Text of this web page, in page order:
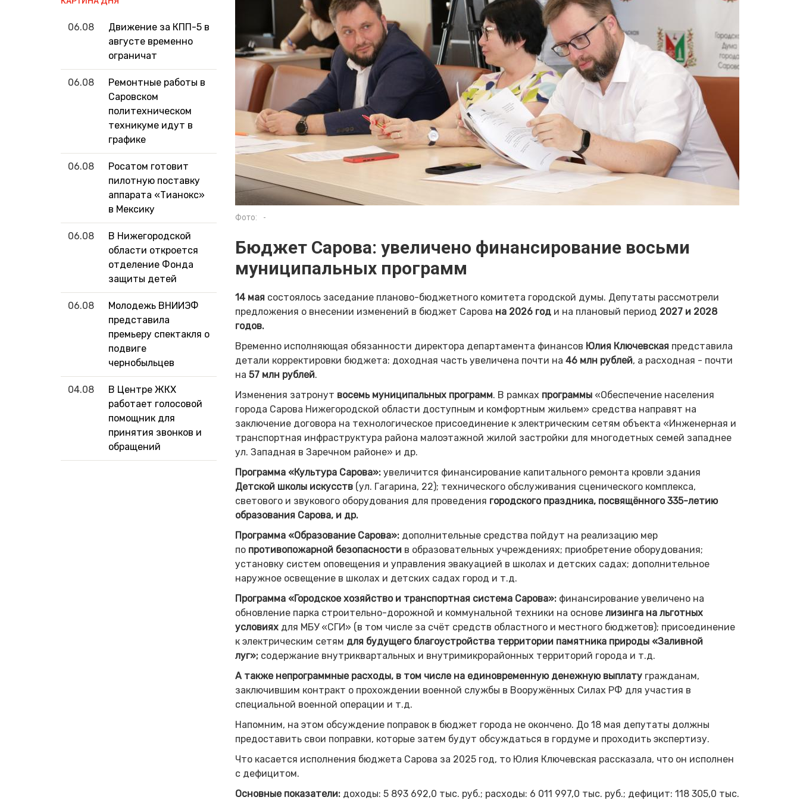
06.08
Движение за КПП-5 в
августе временно
ограничат
06.08
Ремонтные работы в
Саровском
политехническом
техникуме идут в
графике
06.08
Росатом готовит
пилотную поставку
аппарата «Тианокс»
в Мексику
06.08
В Нижегородской
области откроется
отделение Фонда
защиты детей
06.08
Молодежь ВНИИЭФ
представила
премьеру спектакля о
подвиге
чернобыльцев
04.08
В Центре ЖКХ
работает голосовой
помощник для
принятия звонков и
обращений
Фото: -
Бюджет Сарова: увеличено финансирование восьми
муниципальных программ
14 маясостоялось заседание планово-бюджетного комитета городской думы. Депутаты рассмотрели
предложения о внесении изменений в бюджет Сарова на 2026 год и на плановый период 2027 и 2028
годов.
Временно исполняющая обязанности директора департамента финансов Юлия Ключевскаяпредставила
детали корректировки бюджета: доходная часть увеличена почти на 46 млн рублей, а расходная - почти
на 57 млн рублей.
Изменения затронут восемь муниципальных программ. В рамках программы «Обеспечение населения
города Сарова Нижегородской области доступным и комфортным жильем» средства направят на
заключение договора на технологическое присоединение к электрическим сетям объекта «Инженерная и
транспортная инфраструктура района малоэтажной жилой застройки для многодетных семей западнее
ул. Западная в Заречном районе» и др.
Программа «Культура Сарова»: увеличится финансирование капитального ремонта кровли здания
Детской школы искусств(ул. Гагарина, 22); технического обслуживания сценического комплекса,
светового и звукового оборудования для проведения городского праздника, посвящённого 335-летию
образования Сарова, и др.
Программа «Образование Сарова»: дополнительные средства пойдут на реализацию мер
по противопожарной безопасностив образовательных учреждениях; приобретение оборудования;
установку систем оповещения и управления эвакуацией в школах и детских садах; дополнительное
наружное освещение в школах и детских садах город и т.д.
Программа «Городское хозяйство и транспортная система Сарова»: финансирование увеличено на
обновление парка строительно-дорожной и коммунальной техники на основе лизинга на льготных
условияхдля МБУ «СГИ» (в том числе за счёт средств областного и местного бюджетов); присоединение
к электрическим сетям для будущего благоустройства территории памятника природы «Заливной
луг»; содержание внутриквартальных и внутримикрорайонных территорий города и т.д.
А также непрограммные расходы, в том числе на единовременную денежную выплатугражданам,
заключившим контракт о прохождении военной службы в Вооружённых Силах РФ для участия в
специальной военной операции и т.д.
Напомним, на этом обсуждение поправок в бюджет города не окончено. До 18 мая депутаты должны
предоставить свои поправки, которые затем будут обсуждаться в гордуме и проходить экспертизу.
Что касается исполнения бюджета Сарова за 2025 год, то Юлия Ключевская рассказала, что он исполнен
с дефицитом.
Основные показатели: доходы: 5 893 692,0 тыс. руб.; расходы: 6 011 997,0 тыс. руб.; дефицит: 118 305,0 тыс.